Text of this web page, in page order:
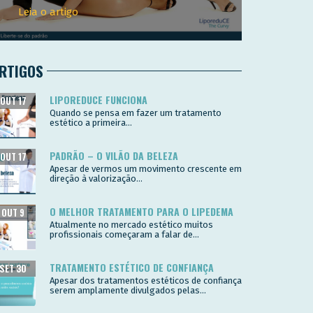
Leia o artigo
LIPOREDUCE FUNCIONA
OUT 17
Quando se pensa em fazer um tratamento
estético a primeira...
PADRÃO – O VILÃO DA BELEZA
OUT 17
Apesar de vermos um movimento crescente em
direção à valorização...
O MELHOR TRATAMENTO PARA O LIPEDEMA
OUT 9
Atualmente no mercado estético muitos
profissionais começaram a falar de...
TRATAMENTO ESTÉTICO DE CONFIANÇA
SET 30
Apesar dos tratamentos estéticos de confiança
serem amplamente divulgados pelas...